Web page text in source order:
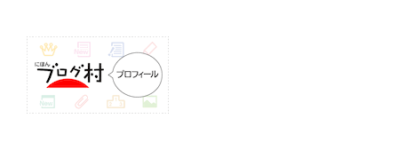
乾
籾）
一
反
ビ
ゲ
ー
シ